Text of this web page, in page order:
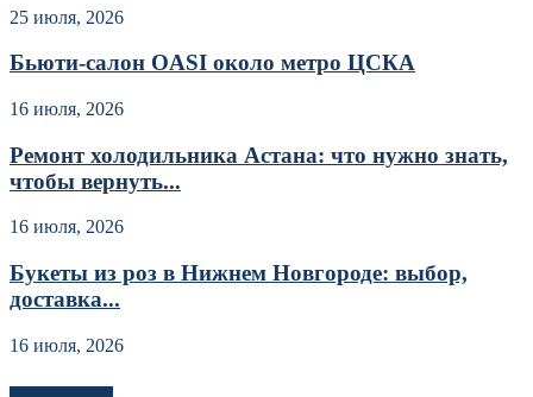
25 июля, 2026
Бьюти-салон OASI около метро ЦСКА
16 июля, 2026
Ремонт холодильника Астана: что нужно знать,
чтобы вернуть...
16 июля, 2026
Букеты из роз в Нижнем Новгороде: выбор,
доставка...
16 июля, 2026